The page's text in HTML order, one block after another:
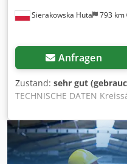
Sierakowska Huta 793 km
Anfragen
Zustand: sehr gut
TECHNISCHE DATEN
Sägeblattdurchmesser:
arretierbar -
oben/unten, Winkel
Sägeblattschutz - Motor:
Durchmesser: 80 mm